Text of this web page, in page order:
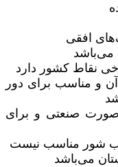
افقی
می‌باشد
نقاط کشور دارد
و مناسب برای دور
صنعتی و برای
شور مناسب نیست
می‌باشد